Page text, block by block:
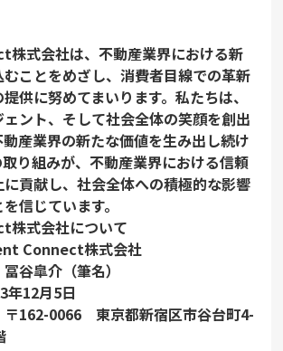
式会社は、不動産業界における新
むことをめざし、消費者目線での革新
供に努めてまいります。私たちは、
ント、そして社会全体の笑顔を創出
産業界の新たな価値を生み出し続け
り組みが、不動産業界における信頼
に貢献し、社会全体への積極的な影響
信じています。
式会社について
Connect株式会社
谷皐介（筆名）
年12月5日
〒162-0066 東京都新宿区市谷台町4-